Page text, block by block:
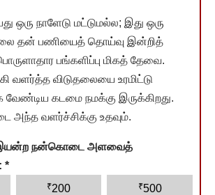
ஒரு நாளேடு மட்டுமல்ல; இது ஒரு
தன் பணியைத் தொய்வு இன்றித்
பங்களிப்பு மிகத் தேவை.
வளர்த்த விடுதலையை உரமிட்டு
கடமை நமக்கு இருக்கிறது.
வளர்ச்சிக்கு உதவும்.
இயன்ற நன்கொடை அளவைத்
*
₹200 ₹500